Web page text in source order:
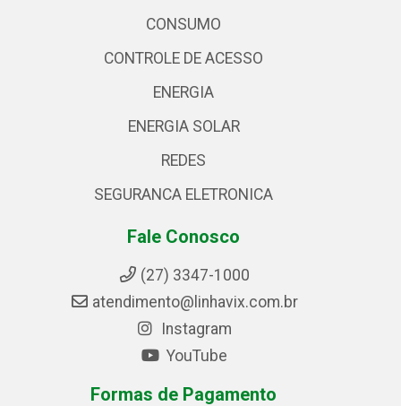
CONSUMO
CONTROLE DE ACESSO
ENERGIA
ENERGIA SOLAR
REDES
SEGURANCA ELETRONICA
Fale Conosco
(27) 3347-1000
atendimento@linhavix.com.br
Instagram
YouTube
Formas de Pagamento